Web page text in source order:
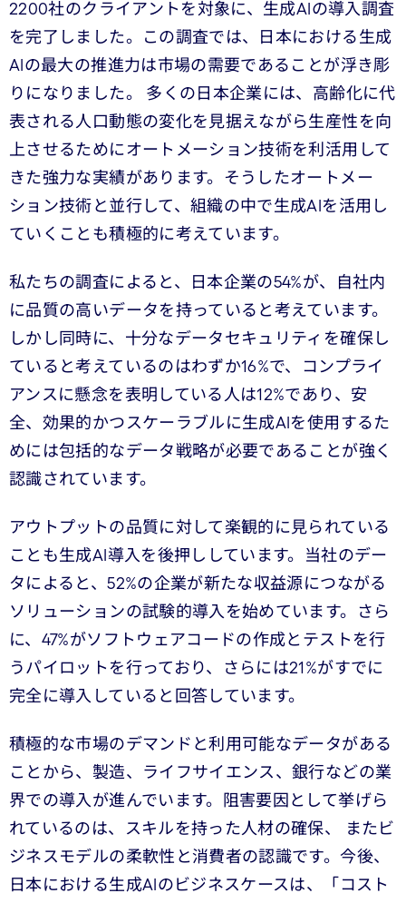
2200社のクライアントを対象に、生成AIの導入調査
を完了しました。この調査では、日本における生成
AIの最大の推進力は市場の需要であることが浮き彫
りになりました。 多くの日本企業には、高齢化に代
表される人口動態の変化を見据えながら生産性を向
上させるためにオートメーション技術を利活用して
きた強力な実績があります。そうしたオートメー
ション技術と並行して、組織の中で生成AIを活用し
ていくことも積極的に考えています。
私たちの調査によると、日本企業の54%が、自社内
に品質の高いデータを持っていると考えています。
しかし同時に、十分なデータセキュリティを確保し
ていると考えているのはわずか16%で、コンプライ
アンスに懸念を表明している人は12%であり、安
全、効果的かつスケーラブルに生成AIを使用するた
めには包括的なデータ戦略が必要であることが強く
認識されています。
アウトプットの品質に対して楽観的に見られている
ことも生成AI導入を後押ししています。当社のデー
タによると、52%の企業が新たな収益源につながる
ソリューションの試験的導入を始めています。さら
に、47%がソフトウェアコードの作成とテストを行
うパイロットを行っており、さらには21%がすでに
完全に導入していると回答しています。
積極的な市場のデマンドと利用可能なデータがある
ことから、製造、ライフサイエンス、銀行などの業
界での導入が進んでいます。阻害要因として挙げら
れているのは、スキルを持った人材の確保、 またビ
ジネスモデルの柔軟性と消費者の認識です。今後、
日本における生成AIのビジネスケースは、「コスト